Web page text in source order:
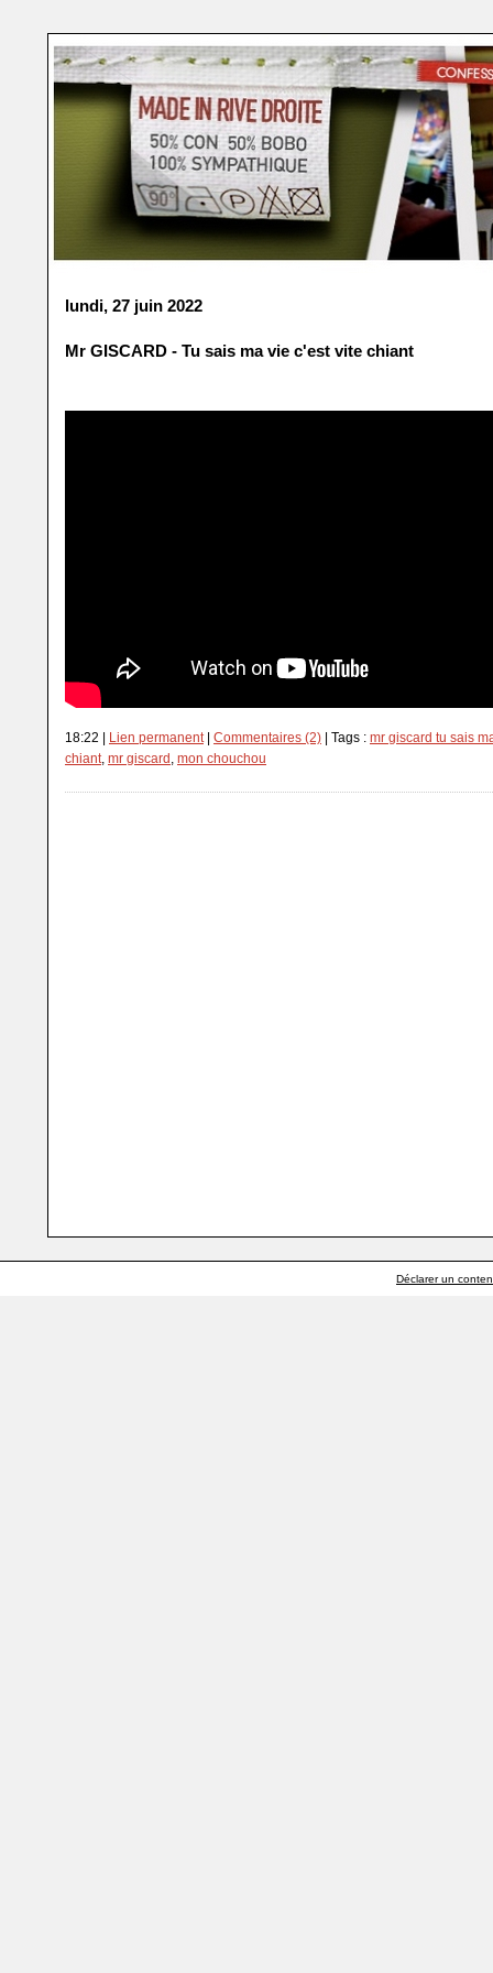
lundi, 27 juin 2022
Mr GISCARD - Tu sais ma vie c'est vite chiant
18:22 | Lien permanent| Commentaires (2) | Tags : mr giscard tu sais
chiant, mr giscard , mon chouchou
Déclarer un